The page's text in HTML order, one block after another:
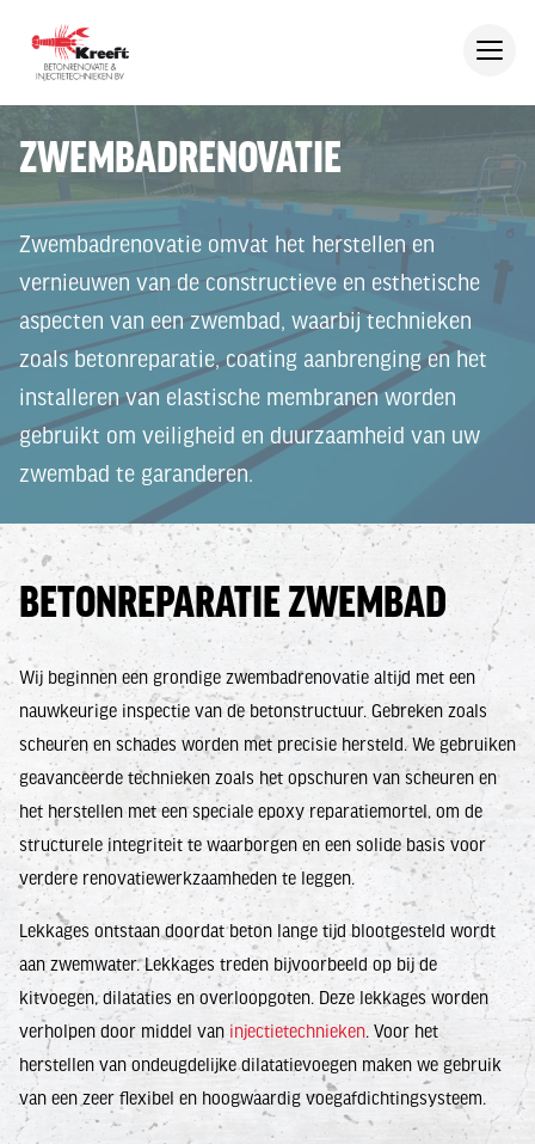
ZWEMBADRENOVATIE
Zwembadrenovatie omvat het herstellen en
vernieuwen van de constructieve en esthetische
aspecten van een zwembad, waarbij technieken
zoals betonreparatie, coating aanbrenging en het
installeren van elastische membranen worden
gebruikt om veiligheid en duurzaamheid van uw
zwembad te garanderen.
BETONREPARATIE ZWEMBAD
Wij beginnen een grondige zwembadrenovatie altijd met een
nauwkeurige inspectie van de betonstructuur. Gebreken zoals
scheuren en schades worden met precisie hersteld. We gebruiken
geavanceerde technieken zoals het opschuren van scheuren en
het herstellen met een speciale epoxy reparatiemortel, om de
structurele integriteit te waarborgen en een solide basis voor
verdere renovatiewerkzaamheden te leggen.
Lekkages ontstaan doordat beton lange tijd blootgesteld wordt
aan zwemwater. Lekkages treden bijvoorbeeld op bij de
kitvoegen, dilataties en overloopgoten. Deze lekkages worden
verholpen door middel van injectietechnieken. Voor het
herstellen van ondeugdelijke dilatatievoegen maken we gebruik
van een zeer flexibel en hoogwaardig voegafdichtingsysteem.